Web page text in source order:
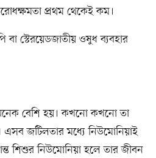
প্রথম থেকেই কম।
বা স্টেরয়েডজাতীয় ওষুধ ব্যবহার
বেশি হয়। কখনো কখনো তা
জটিলতার মধ্যে নিউমোনিয়াই
শিশুর নিউমোনিয়া হলে তার জীবন